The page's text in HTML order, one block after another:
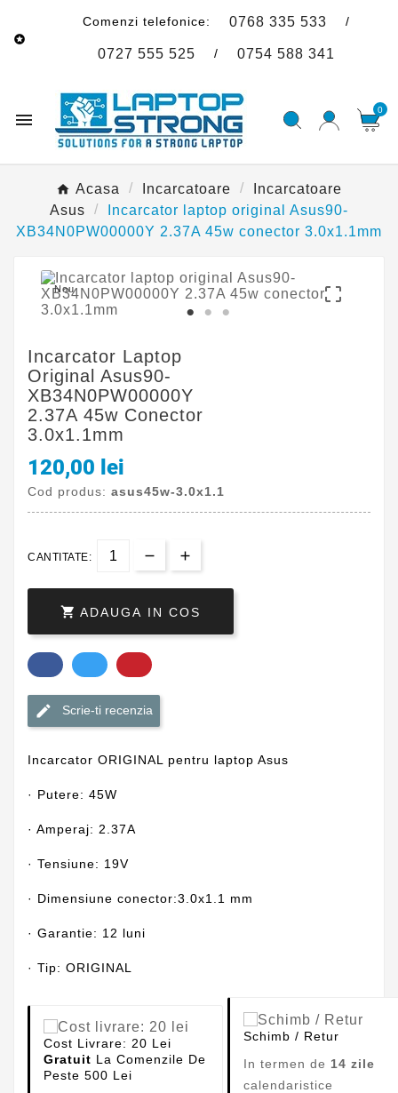

Comenzi telefonice: 0768 335 533
0727 555 525 / 0754 588 341
 0
Acasa Incarcatoare
Incarcatoare
Asus
Incarcator laptop original Asus90-
XB34N0PW00000Y 2.37A 45w conector 3.0x1.1mm
Nou 
Incarcator Laptop
Original Asus90-
XB34N0PW00000Y
2.37A 45w Conector
3.0x1.1mm
120,00 lei
Cod produs: asus45w-3.0x1.1
CANTITATE:
 ADAUGA IN COS
Scrie-ti recenzia
Incarcator ORIGINAL pentru laptop Asus
· Putere: 45W
· Amperaj: 2.37A
· Tensiune: 19V
· Dimensiune conector:3.0x1.1 mm
· Garantie: 12 luni
· Tip: ORIGINAL
Cost Livrare: 20 Lei
Gratuit La Comenzile De
Peste 500 Lei
Schimb / Retur
In termen de 14 zile
calendaristice